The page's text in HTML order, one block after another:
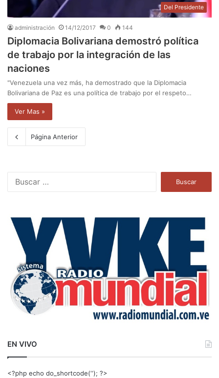
Del Presidente
administración 14/12/2017 0 144
Diplomacia Bolivariana demostró política
de trabajo por la integración de las
naciones
"Venezuela una vez más, ha demostrado que la Diplomacia
Bolivariana de Paz es una política de trabajo por el respeto…
Ver Mas »
Página Anterior
a
EN VIVO
<?php echo do_shortcode(‘‘); ?>